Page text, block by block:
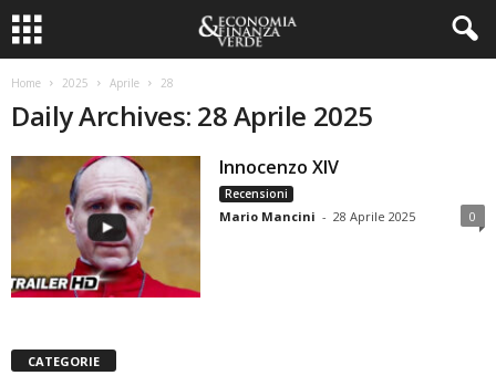
Home 2025 Aprile 28
Daily Archives: 28 Aprile 2025
Innocenzo XIV
Recensioni
Mario Mancini - 28 Aprile 2025 0
CATEGORIE